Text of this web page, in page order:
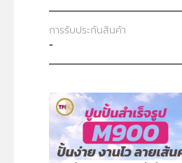
การรับประกันสินค้า
-